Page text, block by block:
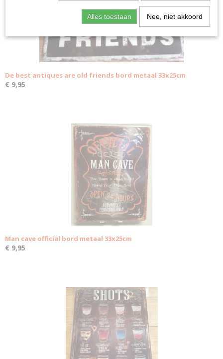
De best antiques are old friends bord metaal 33x25cm
€ 9,95
Man cave official bord metaal 33x25cm
€ 9,95
Alles toestaan Nee, niet akkoord